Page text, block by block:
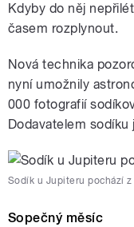
Kdyby do něj
časem rozplynout.
Nová technika
nyní umožnily
000 fotografií
Dodavatelem sodíku
Sodík u Jupiteru pochází z
Sopečný měsíc